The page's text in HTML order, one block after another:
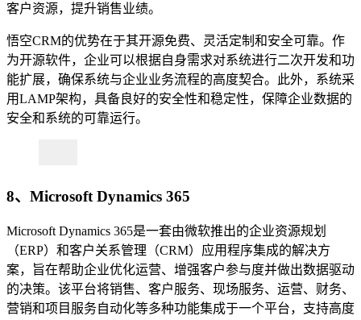
客户资源，提升销售业绩。
悟空CRM的优势在于其开源免费、灵活定制和安全可靠。作
为开源软件，企业可以根据自身需求对系统进行二次开发和功
能扩展，确保系统与企业业务流程的高度契合。此外，系统采
用LAMP架构，具备良好的安全性和稳定性，保障企业数据的
安全和系统的可靠运行。
8、Microsoft Dynamics 365
Microsoft Dynamics 365是一套由微软推出的企业资源规划
（ERP）和客户关系管理（CRM）应用程序集成的解决方
案，旨在帮助企业优化运营、增强客户参与度并做出数据驱动
的决策。该平台将销售、客户服务、现场服务、运营、财务、
营销和项目服务自动化等多种功能集成于一个平台，支持高度